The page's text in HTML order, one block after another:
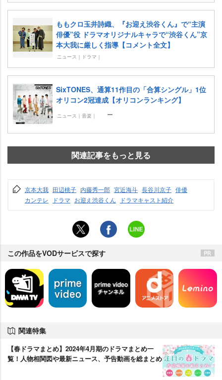
ももクロ玉井詩織、『お迎え渋谷くん』で“主演
俳優”役 ドラマオリジナルキャラで“渋谷くん”京
本大我に厳しく指導【コメント全文】
ニュース｜ドラマ｜
SixTONES、通算11作目の「合算シングル」1位
オリコン2冠達成【オリコンランキング】
ニュース｜音楽｜
関連記事をもっと見る
京本大我 田辺桃子 内藤秀一郎 宮近海斗 長谷川京子 俳優
カンテレ
ドラマ お迎え渋谷くん ドラマキャスト紹介
この作品をVODサービスで探す
関連特集
【春ドラマまとめ】2024年4月期のドラマまとめ一
覧！人物相関図や最新ニュース、予告動画を総まとめ